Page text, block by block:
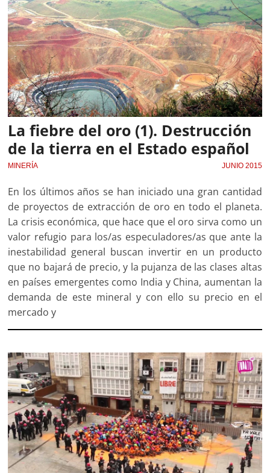
La fiebre del oro (1). Destrucción
de la tierra en el Estado español
MINERÍA JUNIO 2015
En los últimos años se han iniciado una gran cantidad
de proyectos de extracción de oro en todo el planeta.
La crisis económica, que hace que el oro sirva como un
valor refugio para los/as especuladores/as que ante la
inestabilidad general buscan invertir en un producto
que no bajará de precio, y la pujanza de las clases altas
en países emergentes como India y China, aumentan la
demanda de este mineral y con ello su precio en el
mercado y